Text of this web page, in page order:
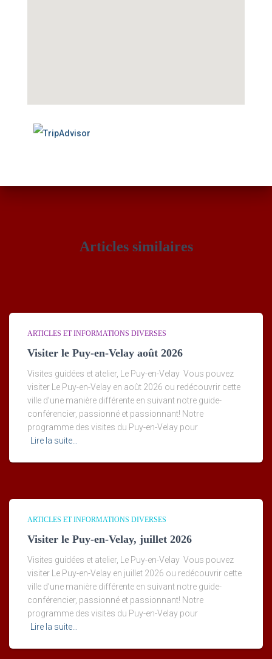
Articles similaires
ARTICLES ET INFORMATIONS DIVERSES
Visiter le Puy-en-Velay août 2026
Visites guidées et atelier, Le Puy-en-Velay Vous pouvez
visiter Le Puy-en-Velay en août 2026 ou redécouvrir cette
ville d’une manière différente en suivant notre guide-
conférencier, passionné et passionnant! Notre
programme des visites du Puy-en-Velay pour
Lire la suite…
ARTICLES ET INFORMATIONS DIVERSES
Visiter le Puy-en-Velay, juillet 2026
Visites guidées et atelier, Le Puy-en-Velay Vous pouvez
visiter Le Puy-en-Velay en juillet 2026 ou redécouvrir cette
ville d’une manière différente en suivant notre guide-
conférencier, passionné et passionnant! Notre
programme des visites du Puy-en-Velay pour
Lire la suite…